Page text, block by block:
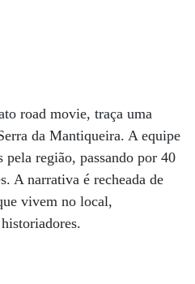
road movie, traça uma
da Mantiqueira. A equipe
região, passando por 40
A narrativa é recheada de
vivem no local,